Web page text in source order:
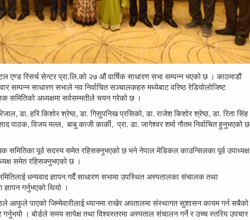
एण्ड रिसर्च सेन्टर प्रा.लि.को २७ औं वार्षिक साधारण सभा सम्पन्न भएको छ । काठमाडौं
सम्पन्न साधारण सभाले नव निर्वाचित सञ्चालकहरु मध्येबाट वरिष्ठ रेडियोलोजिष्ट
समितिको अध्यक्षमा सर्वसम्मतीले चयन गरेको छ ।
डा. हरि किशोर श्रेष्ठ, डा. गिसुपनिख प्रसिको, डा. राजेश किशोर श्रेष्ठ, डा. रिता सिंह
पाठक, विजय मल्ल, बाबु काजी कार्की, प्रा. डा. जागेश्वर शर्मा गौतम निर्वाचित हुनुभएको छ
समितिका पूर्व सदस्य समेत रहिसक्नुभएको छ भने नेपाल मेडिकल काउन्सिलका पूर्व उपाध्यक्ष
समेत रहिसक्नुभएको छ ।
धन्यवाद ज्ञापन गर्दै साधारण सभामा उपस्थित अस्पतालका संचालक तथा
गर्नुभएको थियो ।
आफुले पाएको जिम्मेवारीलाई ध्यानमा राखेर अपतालमा संस्थागत सुशासन कायम गर्न सबैको
। बोर्डले समय सापेक्ष तथा विश्वस्तरमा अस्पताल संचालन गर्ने र उच्च स्तरिय उपचार